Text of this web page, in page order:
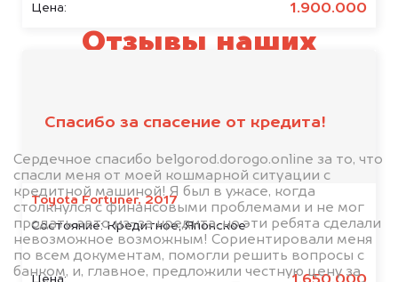
Цена: 1.900.000
Toyota Fortuner, 2017
Состояние:Кредитное, Японское
Цена:
Отзывы наших
Спасибо за спасение от кредита!
Сердечное спасибо belgorod.dorogo.online за то, что
спасли меня от моей кошмарной ситуации с
кредитной машиной! Я был в ужасе, когда
столкнулся с финансовыми проблемами и не мог
продать авто из-за кредита, но эти ребята сделали
невозможное возможным! Сориентировали меня
по всем документам, помогли решить вопросы с
банком, и, главное, предложили честную цену за